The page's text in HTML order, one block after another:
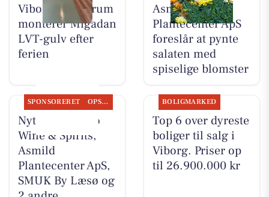
Viborg Gulvforum
monterer Migadan
LVT-gulv efter
ferien
Asmild
Plantecenter ApS
foreslår at pynte
salaten med
spiselige blomster
SPONSORERET OPSLAGSTAVLEN
Nyt fra Lahvino
Wine & Spirits,
Asmild
Plantecenter ApS,
SMUK By Læsø og
BOLIGMARKED
Top 6 over dyreste
boliger til salg i
Viborg. Priser op
til 26.900.000 kr